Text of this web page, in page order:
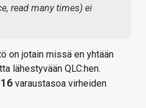
read many times) ei
on jotain missä en yhtään
lähestyvään QLC:hen.
16 varaustasoa virheiden